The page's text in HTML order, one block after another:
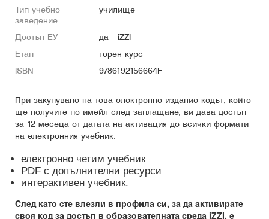
Тип учебно
заведение
училище
Достъп ЕУ да - iZZI
Етап горен курс
ISBN 9786192156664F
При закупуване на това електронно издание кодът, който
ще получите по имейл след заплащане, ви дава достъп
за 12 месеца от датата на активация до всички формати
на електронния учебник:
електронно четим учебник
PDF с допълнителни ресурси
интерактивен учебник.
След като сте влезли в профила си, за да активирате
своя код за достъп в образователната среда iZZI, е